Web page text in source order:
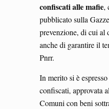
confiscati alle mafie,
pubblicato sulla
prevenzione, di cui al
anche di garantire il
Pnrr.
In merito si è
confiscati, approvata
Comuni con beni